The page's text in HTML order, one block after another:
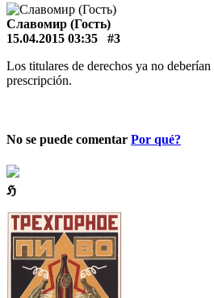
Славомир (Гость)
15.04.2015 03:35
#3
Los titulares de derechos ya no
prescripción.
No se puede comentar Por qué?
ℌ